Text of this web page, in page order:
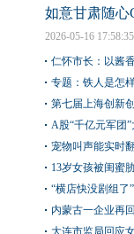
如意甘肃随心
2026-05-16 17:58:35
仁怀市长：以酱
专题：铁人是怎
第七届上海创新
A股“千亿元军团
宠物叫声能实时
13岁女孩被闺蜜
“横店快没剧组了
内蒙古一企业再
大连市监局回应